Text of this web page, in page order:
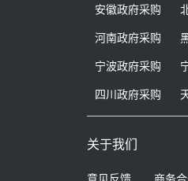
安徽政府采购
河南政府采购
宁波政府采购
四川政府采购
关于我们
意见反馈 商务